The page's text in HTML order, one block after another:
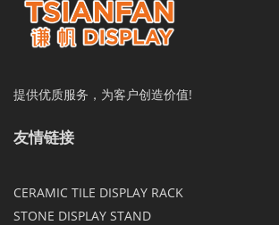
提供优质服务，为客户创造价值!
友情链接
CERAMIC TILE DISPLAY RACK
STONE DISPLAY STAND